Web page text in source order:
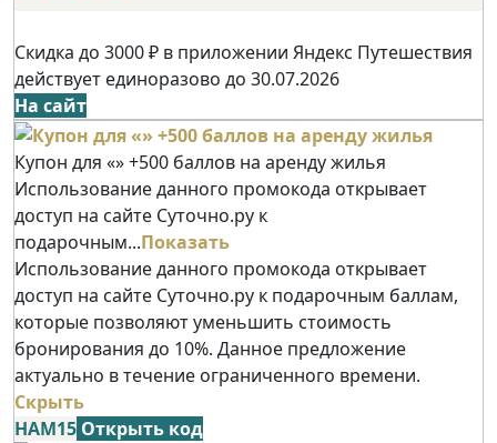
Скидка до 3000 ₽ в приложении Яндекс Путешествия
действует единоразово до 30.07.2026
На сайт
Купон для «» +500 баллов на аренду жилья
Использование данного промокода открывает
доступ на сайте Суточно.ру к
подарочным...Показать
Использование данного промокода открывает
доступ на сайте Суточно.ру к подарочным баллам,
которые позволяют уменьшить стоимость
бронирования до 10%. Данное предложение
актуально в течение ограниченного времени.
Скрыть
НАМ15 Открыть код